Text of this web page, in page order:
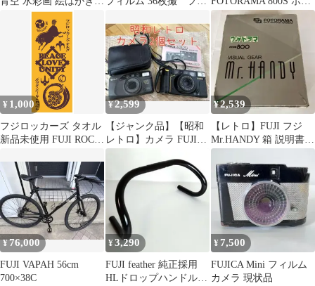
post card ポストカード
ロイドインスタントカ
メラ
¥ 1,000
フジロッカーズ タオル
新品未使用 FUJI ROCK
¥2,599
【ジャンク品】【昭和
レトロ】カメラ FUJI
konica
¥2,539
【レトロ】FUJI フジ
Mr.HANDY 箱 説明書付
インスタントカメラ
¥76,000
FUJI VAPAH 56cm
700×38C
¥3,290
FUJI feather 純正採用
HLドロップハンドル
¥ 7,500
FUJICA Mini フィルム
カメラ 現状品